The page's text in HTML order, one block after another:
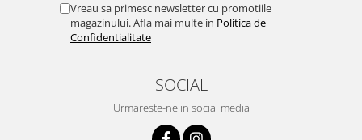
Vreau sa primesc newsletter cu promotiile
magazinului. Afla mai multe in Politica de
Confidentialitate
SOCIAL
Urmareste-ne in social media